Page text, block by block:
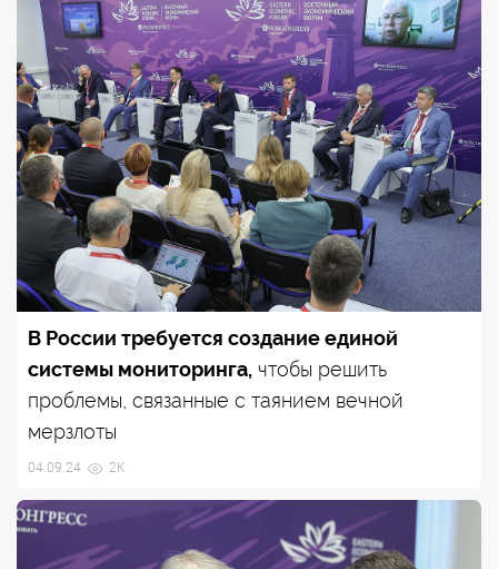
В России требуется создание единой
системы мониторинга, чтобы решить
проблемы, связанные с таянием вечной
мерзлоты
04.09.24 2K